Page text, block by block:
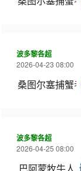
波多黎各超
2026-04-23 08:00
桑图尔塞捕蟹
波多黎各超
2026-04-25 08:00